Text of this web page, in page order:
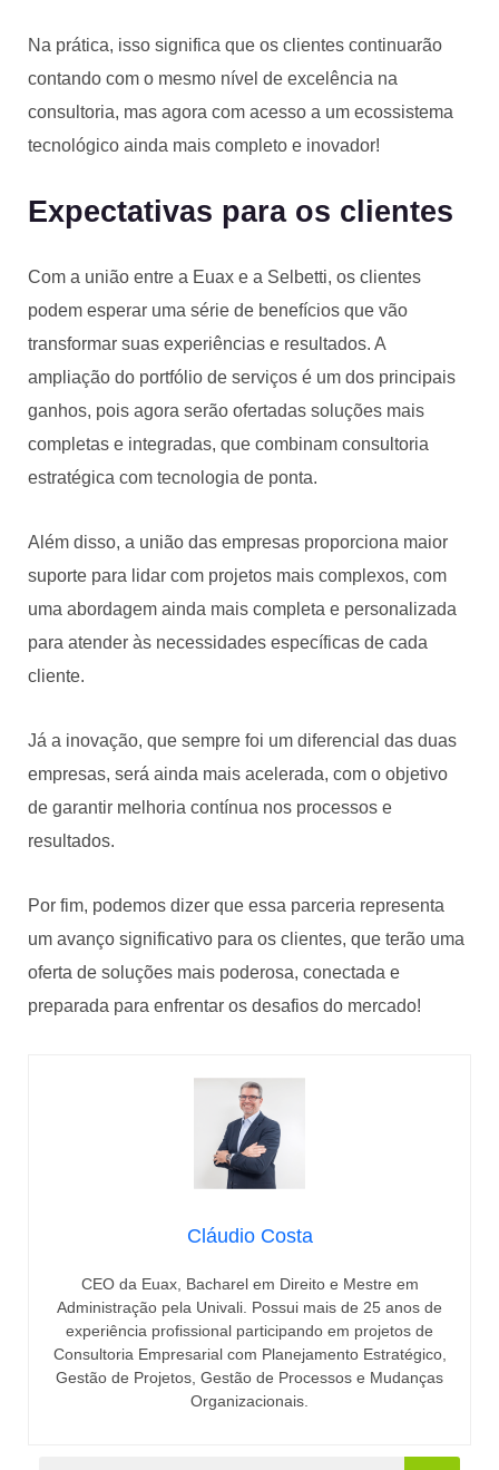
Na prática, isso significa que os clientes continuarão
contando com o mesmo nível de excelência na
consultoria, mas agora com acesso a um ecossistema
tecnológico ainda mais completo e inovador!
Expectativas para os clientes
Com a união entre a Euax e a Selbetti, os clientes
podem esperar uma série de benefícios que vão
transformar suas experiências e resultados. A
ampliação do portfólio de serviços é um dos principais
ganhos, pois agora serão ofertadas soluções mais
completas e integradas, que combinam consultoria
estratégica com tecnologia de ponta.
Além disso, a união das empresas proporciona maior
suporte para lidar com projetos mais complexos, com
uma abordagem ainda mais completa e personalizada
para atender às necessidades específicas de cada
cliente.
Já a inovação, que sempre foi um diferencial das duas
empresas, será ainda mais acelerada, com o objetivo
de garantir melhoria contínua nos processos e
resultados.
Por fim, podemos dizer que essa parceria representa
um avanço significativo para os clientes, que terão uma
oferta de soluções mais poderosa, conectada e
preparada para enfrentar os desafios do mercado!
Cláudio Costa
CEO da Euax, Bacharel em Direito e Mestre em
Administração pela Univali. Possui mais de 25 anos de
experiência profissional participando em projetos de
Consultoria Empresarial com Planejamento Estratégico,
Gestão de Projetos, Gestão de Processos e Mudanças
Organizacionais.